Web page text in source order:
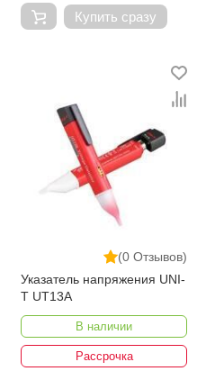
Купить сразу
(0 Отзывов)
Указатель напряжения UNI-
T UT13A
В наличии
Рассрочка